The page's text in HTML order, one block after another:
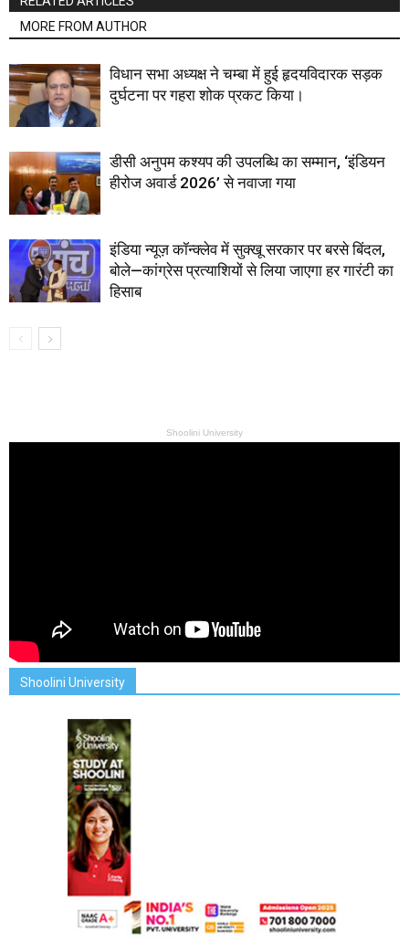
MORE FROM AUTHOR
विधान सभा अध्यक्ष ने चम्बा में हुई हृदयविदारक सड़क
दुर्घटना पर गहरा शोक प्रकट किया।
डीसी अनुपम कश्यप की उपलब्धि का सम्मान, ‘इंडियन
हीरोज अवार्ड 2026’ से नवाजा गया
इंडिया न्यूज़ कॉन्क्लेव में सुक्खू सरकार पर बरसे बिंदल,
बोले—कांग्रेस प्रत्याशियों से लिया जाएगा हर गारंटी का
हिसाब
Shoolini University
Shoolini University